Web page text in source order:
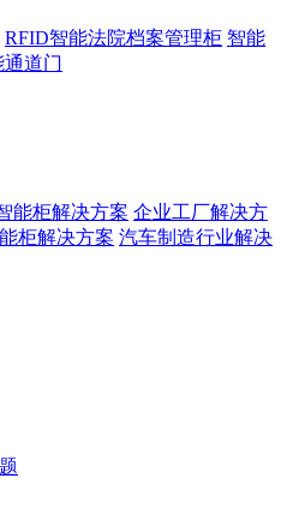
RFID智能法院档案管理柜 智能
道门
能柜解决方案 企业工厂解决方
柜解决方案 汽车制造行业解决